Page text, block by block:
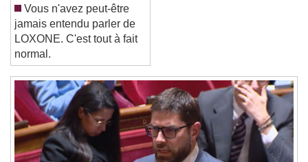
End of dialog window.
Vous n'avez peut-être
jamais entendu parler de
LOXONE. C'est tout à fait
normal.